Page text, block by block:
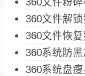
360文件解
360文件恢
360系统防
360系统盘